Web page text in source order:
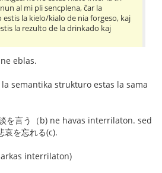
al mi pli sencplena, ĉar la
la kielo/kialo de nia forgeso, kaj
la rezulto de la drinkado kaj
eblas.
semantika strukturo estas la sama
を言う（b) ne havas interrilaton. sed
を忘れる(c).
interrilaton)